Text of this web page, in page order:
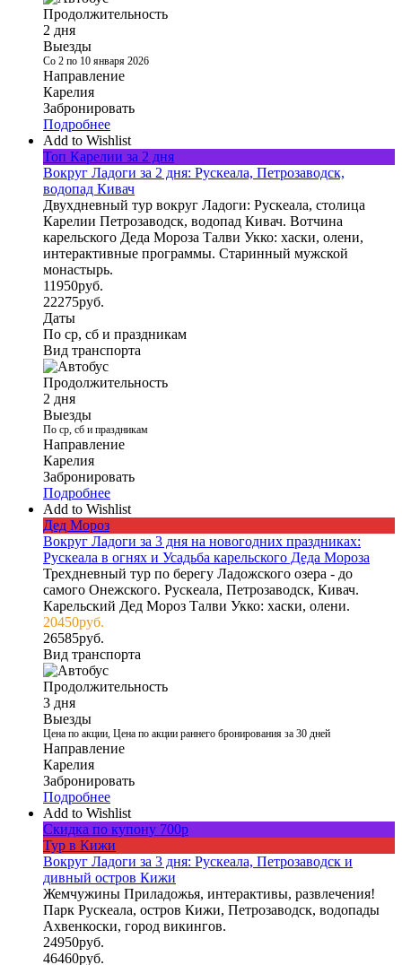
Продолжительность
2 дня
Выезды
Со 2 по 10 января 2026
Направление
Карелия
Забронировать
Подробнее
Add to Wishlist
Топ Карелии за 2 дня
Вокруг Ладоги за 2 дня: Рускеала, Петрозаводск,
водопад Кивач
Двухдневный тур вокруг Ладоги: Рускеала, столица
Карелии Петрозаводск, водопад Кивач. Вотчина
карельского Деда Мороза Талви Укко: хаски, олени,
интерактивные программы. Старинный мужской
монастырь.
11950руб.
22275руб.
Даты
По ср, сб и праздникам
Вид транспорта
Продолжительность
2 дня
Выезды
По ср, сб и праздникам
Направление
Карелия
Забронировать
Подробнее
Add to Wishlist
Дед Мороз
Вокруг Ладоги за 3 дня на новогодних праздниках:
Рускеала в огнях и Усадьба карельского Деда Мороза
Трехдневный тур по берегу Ладожского озера - до
самого Онежского. Рускеала, Петрозаводск, Кивач.
Карельский Дед Мороз Талви Укко: хаски, олени.
20450руб.
26585руб.
Вид транспорта
Продолжительность
3 дня
Выезды
Цена по акции, Цена по акции раннего бронирования за 30 дней
Направление
Карелия
Забронировать
Подробнее
Add to Wishlist
Скидка по купону 700р
Тур в Кижи
Вокруг Ладоги за 3 дня: Рускеала, Петрозаводск и
дивный остров Кижи
Жемчужины Приладожья, интерактивы, развлечения!
Парк Рускеала, остров Кижи, Петрозаводск, водопады
Ахвенкоски, город викингов.
24950руб.
46460руб.